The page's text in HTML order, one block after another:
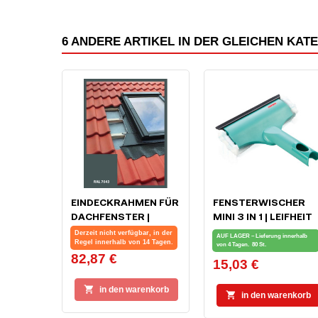
6 ANDERE ARTIKEL IN DER GLEICHEN
EINDECKRAHMEN FÜR
DACHFENSTER |
78X140 CM
(780X1400 MM) |
GRAU | FÜR PROFIL
Derzeit nicht verfügbar, in der
Regel innerhalb von 14 Tagen.
Preis
82,87 €
 in den warenkorb
FENSTERWISCHER
MINI 3 IN 1 | LEIFHEIT
AUF LAGER – Lieferung innerhalb
von 4 Tagen. 80 St.
Preis
15,03 €
 in den warenkorb